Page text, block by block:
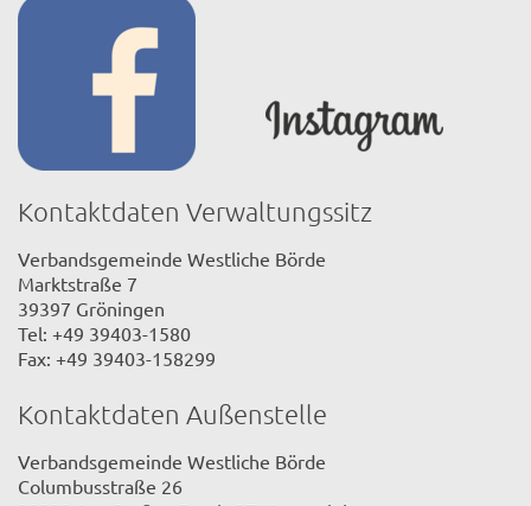
Kontaktdaten Verwaltungssitz
Verbandsgemeinde Westliche Börde
Marktstraße 7
39397 Gröningen
Tel: +49 39403-1580
Fax: +49 39403-158299
Kontaktdaten Außenstelle
Verbandsgemeinde Westliche Börde
Columbusstraße 26